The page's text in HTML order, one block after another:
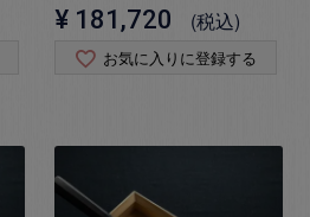
¥ 181,720 税込
お気に入りに登録する